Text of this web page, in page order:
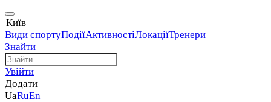
Київ
Види спортуПодіїАктивностіЛокаціїТренери
Знайти
Увійти
Додати
UaRuEn